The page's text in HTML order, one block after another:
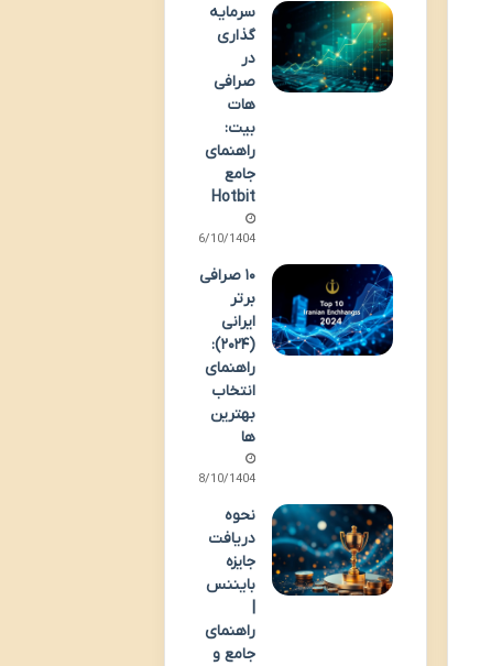
سرمایه
گذاری
در
صرافی
هات
بیت:
راهنمای
جامع
Hotbit
06/10/1404
۱۰ صرافی
برتر
ایرانی
(۲۰۲۴):
راهنمای
انتخاب
بهترین
ها
08/10/1404
نحوه
دریافت
جایزه
بایننس
|
راهنمای
جامع و